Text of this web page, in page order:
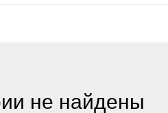
не найдены